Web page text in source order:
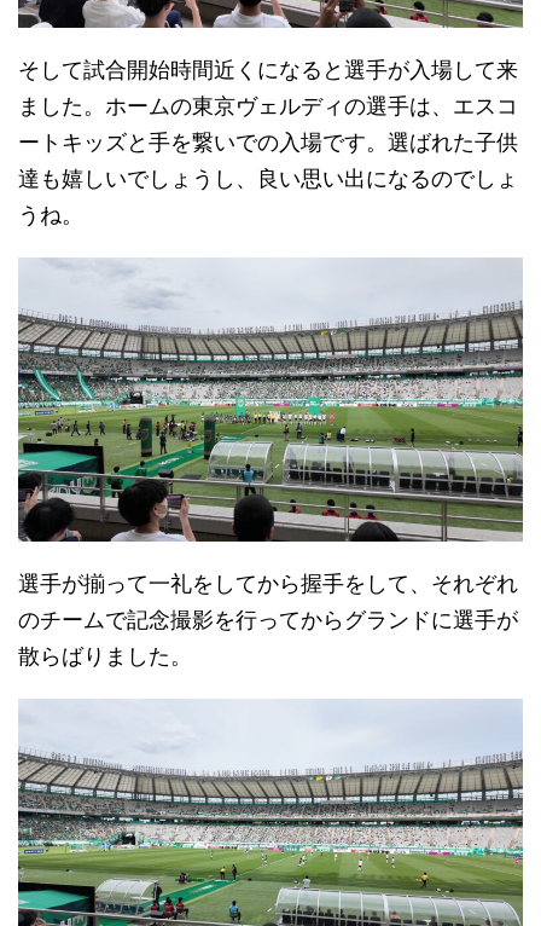
そして試合開始時間近くになると選手が入場して来
ました。ホームの東京ヴェルディの選手は、エスコ
ートキッズと手を繋いでの入場です。選ばれた子供
達も嬉しいでしょうし、良い思い出になるのでしょ
うね。
選手が揃って一礼をしてから握手をして、それぞれ
のチームで記念撮影を行ってからグランドに選手が
散らばりました。